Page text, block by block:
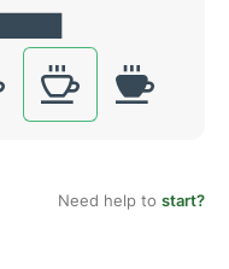
Need help to start?